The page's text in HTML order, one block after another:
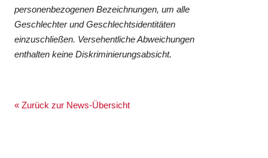
personenbezogenen Bezeichnungen, um alle
Geschlechter und Geschlechtsidentitäten
einzuschließen. Versehentliche Abweichungen
enthalten keine Diskriminierungsabsicht.
« Zurück zur News-Übersicht